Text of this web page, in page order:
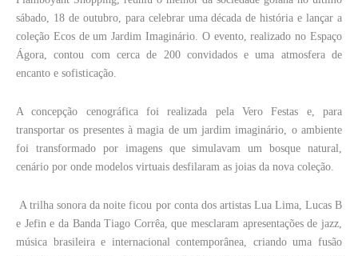
sábado, 18 de outubro, para celebrar uma década de história e lançar a
coleção Ecos de um Jardim Imaginário. O evento, realizado no Espaço
Ágora, contou com cerca de 200 convidados e uma atmosfera de
encanto e sofisticação.
A concepção cenográfica foi realizada pela Vero Festas e, para
transportar os presentes à magia de um jardim imaginário, o ambiente
foi transformado por imagens que simulavam um bosque natural,
cenário por onde modelos virtuais desfilaram as joias da nova coleção.
A trilha sonora da noite ficou por conta dos artistas Lua Lima, Lucas B
e Jefin e da Banda Tiago Corrêa, que mesclaram apresentações de jazz,
música brasileira e internacional contemporânea, criando uma fusão